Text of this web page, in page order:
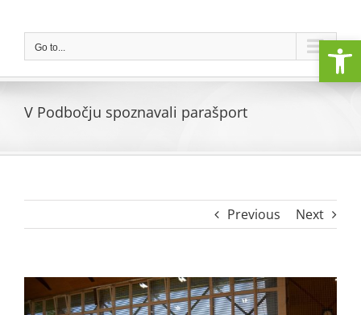
contentGo to...
V Podbočju spoznavali parašport
Previous Next
View
Larger